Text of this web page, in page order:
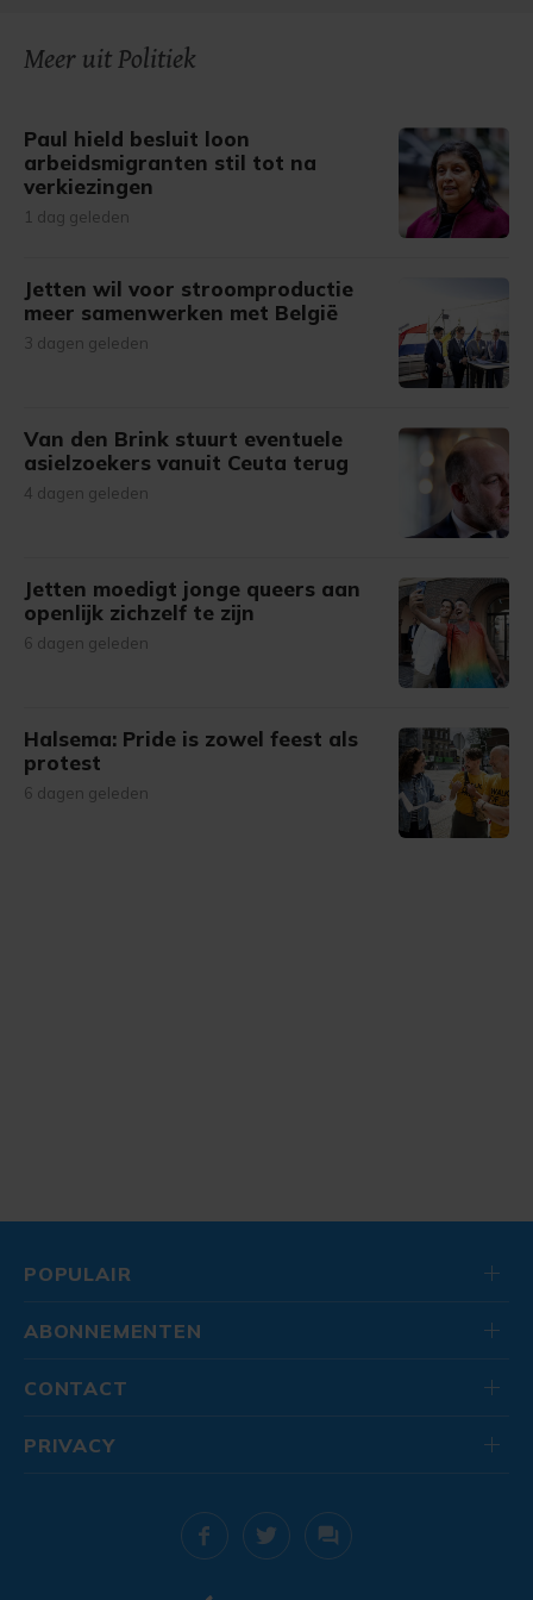
Meer uit Politiek
Paul hield besluit loon
arbeidsmigranten stil tot na
verkiezingen
1 dag geleden
Jetten wil voor stroomproductie
meer samenwerken met België
3 dagen geleden
Van den Brink stuurt eventuele
asielzoekers vanuit Ceuta terug
4 dagen geleden
Jetten moedigt jonge queers aan
openlijk zichzelf te zijn
6 dagen geleden
Halsema: Pride is zowel feest als
protest
6 dagen geleden
POPULAIR
ABONNEMENTEN
CONTACT
PRIVACY